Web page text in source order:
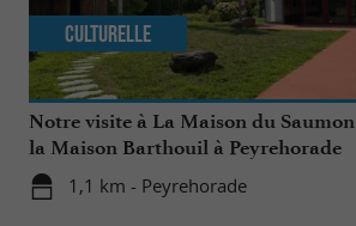
Notre visite à La Maison du
la Maison Barthouil à Peyrehorade
1,1 km - Peyrehorade
Culturelle